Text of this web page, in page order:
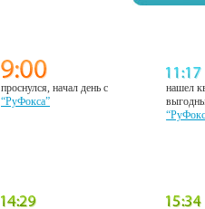
проснулся, начал день с
“РуФокса”
нашел